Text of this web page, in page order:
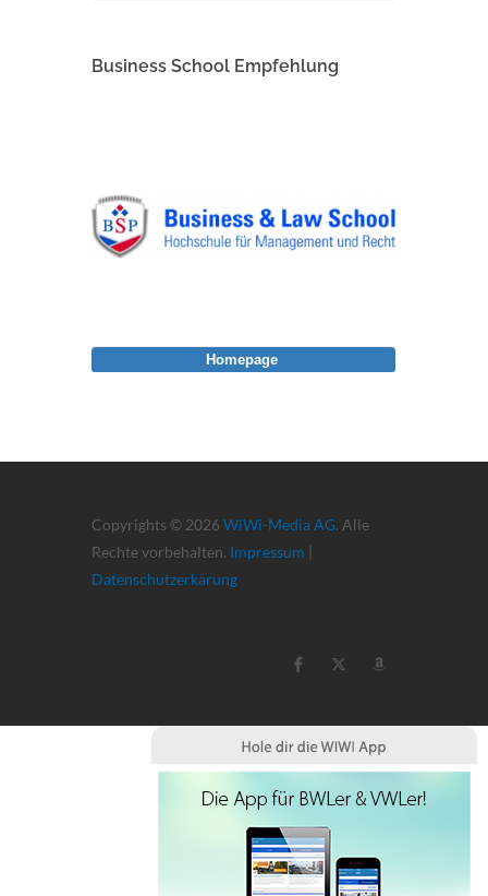
Business School Empfehlung
Copyrights © 2026 WiWi-Media AG. Alle
Rechte vorbehalten. Impressum
Datenschutzerkärung
Homepage